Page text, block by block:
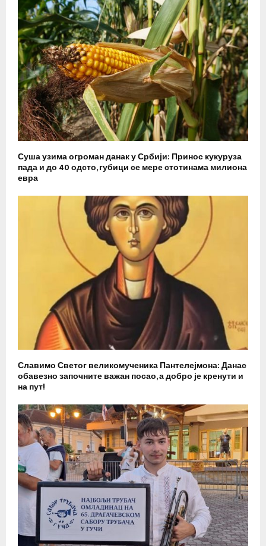
Суша узима огроман данак у Србији: Принос кукуруза
пада и до 40 одсто, губици се мере стотинама милиона
евра
Славимо Светог великомученика Пантелејмона: Данас
обавезно започните важан посао, а добро је кренути и
на пут!